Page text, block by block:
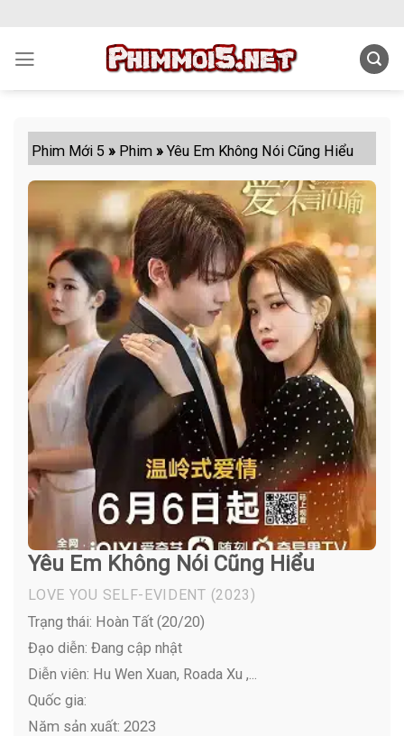
content
Phim Mới 5 » Phim »Yêu Em Không Nói Cũng Hiểu
Yêu Em Không Nói Cũng Hiểu
LOVE YOU SELF-EVIDENT (2023)
Trạng thái: Hoàn Tất (20/20)
Đạo diễn: Đang cập nhật
Diễn viên: Hu Wen Xuan, Roada Xu ,...
Quốc gia:
Năm sản xuất: 2023